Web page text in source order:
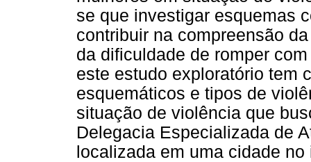
se que investigar esquemas
contribuir na compreensão
da dificuldade de romper
este estudo exploratório tem
esquemáticos e tipos de
situação de violência que
Delegacia Especializada de
localizada em uma cidade